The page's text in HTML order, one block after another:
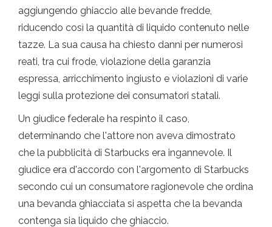
aggiungendo ghiaccio alle bevande fredde,
riducendo così la quantità di liquido contenuto nelle
tazze. La sua causa ha chiesto danni per numerosi
reati, tra cui frode, violazione della garanzia
espressa, arricchimento ingiusto e violazioni di varie
leggi sulla protezione dei consumatori statali.
Un giudice federale ha respinto il caso,
determinando che l'attore non aveva dimostrato
che la pubblicità di Starbucks era ingannevole. Il
giudice era d'accordo con l'argomento di Starbucks
secondo cui un consumatore ragionevole che ordina
una bevanda ghiacciata si aspetta che la bevanda
contenga sia liquido che ghiaccio.